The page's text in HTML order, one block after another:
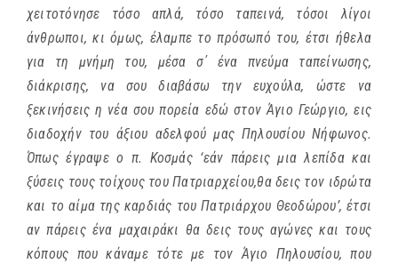
χειτοτόνησε τόσο απλά, τόσο ταπεινά, τόσοι λίγοι
άνθρωποι, κι όμως, έλαμπε το πρόσωπό του, έτσι ήθελα
για τη μνήμη του, μέσα σ΄ ένα πνεύμα ταπείνωσης,
διάκρισης, να σου διαβάσω την ευχούλα, ώστε να
ξεκινήσεις η νέα σου πορεία εδώ στον Άγιο Γεώργιο, εις
διαδοχήν του άξιου αδελφού μας Πηλουσίου Νήφωνος.
Όπως έγραψε ο π. Κοσμάς ‘εάν πάρεις μια λεπίδα και
ξύσεις τους τοίχους του Πατριαρχείου,θα δεις τον ιδρώτα
και το αίμα της καρδιάς του Πατριάρχου Θεοδώρου’, έτσι
αν πάρεις ένα μαχαιράκι θα δεις τους αγώνες και τους
κόπους που κάναμε τότε με τον Άγιο Πηλουσίου, που